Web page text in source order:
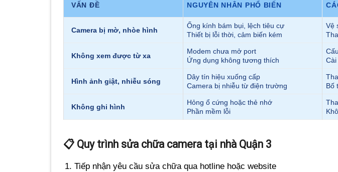
VẤN ĐỀ NGUYÊN NHÂN PHỔ BIẾN
Camera bị mờ, nhòe hình
Ống kính bám bụi, lệch tiêu cự
Thiết bị lỗi thời, cảm biến kém
Vệ
Không xem được từ xa
Modem chưa mở port
Ứng dụng không tương thích
Hình ảnh giật, nhiễu sóng
Dây tín hiệu xuống cấp
Camera bị nhiễu từ điện trường
Bố
Không ghi hình
Hỏng ổ cứng hoặc thẻ nhớ
Phần mềm lỗi
📋 Quy trình sửa chữa camera tại nhà Quận 3
Tiếp nhận yêu cầu sửa chữa qua hotline hoặc website